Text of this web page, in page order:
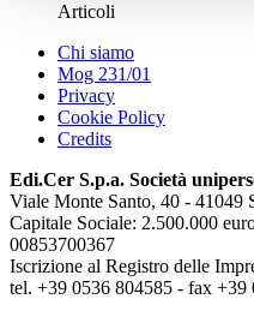
Articoli
Chi siamo
Mog 231/01
Privacy
Cookie Policy
Credits
Edi.Cer S.p.a. Società
Viale Monte Santo, 40 - 41049
Capitale Sociale: 2.500.000
00853700367
Iscrizione al Registro delle
tel. +39 0536 804585 - fax +39